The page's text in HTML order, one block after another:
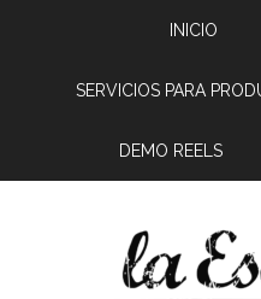
INICIO
SERVICIOS PARA
DEMO REELS